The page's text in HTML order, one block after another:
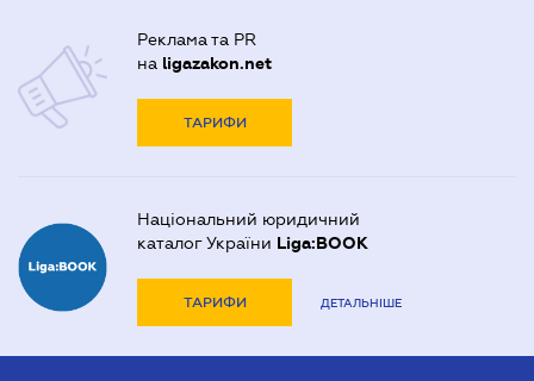
Реклама та PR
на ligazakon.net
ТАРИФИ
Національний юридичний
каталог України Liga:BOOK
ТАРИФИ ДЕТАЛЬНІШЕ